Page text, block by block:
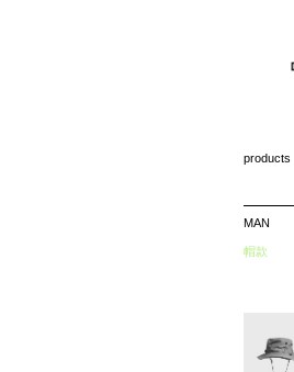
products
MAN
帽款